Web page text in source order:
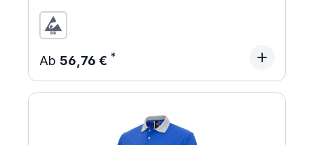
Regulärer Preis:
Ab 56,76 €